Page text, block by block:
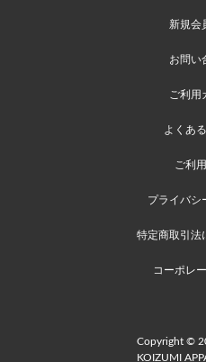
新規会
お問い
ご利用
よくあ
ご利
プライバシ
特定商取引法
コーポレ
Copyright ©
KOIZUMI